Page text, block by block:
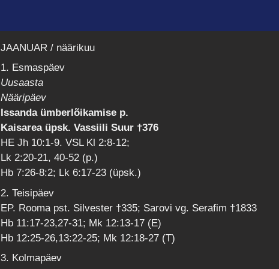
JAANUAR / näärikuu
1. Esmaspäev
Uusaasta
Nääripäev
Issanda ümberlõikamise p.
Kaisarea üpsk. Vassiili Suur †376
HE Jh 10:1-9. VSL Kl 2:8-12;
Lk 2:20-21, 40-52 (p.)
Hb 7:26-8:2; Lk 6:17-23 (üpsk.)
2. Teisipäev
EP. Rooma pst. Silvester †335; Sarovi vg. Serafim †1833
Hb 11:17-23,27-31; Mk 12:13-17 (E)
Hb 12:25-26,13:22-25; Mk 12:18-27 (T)
3. Kolmapäev